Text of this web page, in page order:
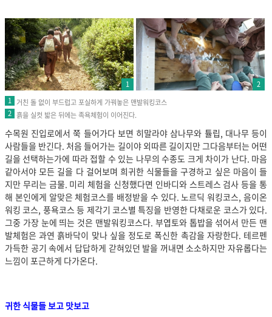
1
2
1 거친 돌 없이 부드럽고 포실하게 가꿔놓은 맨발워킹코스
2 흙을 실컷 밟은 뒤에는 족욕체험이 이어진다.
수목원 진입로에서 쭉 들어가다 보면 히말라야 삼나무와 튤립, 대나무 등이
사람들을 반긴다. 처음 들어가는 길이야 외따른 길이지만 그다음부터는 어떤
길을 선택하는가에 따라 접할 수 있는 나무의 수종도 크게 차이가 난다. 마음
같아서야 모든 길을 다 걸어보며 희귀한 식물들을 구경하고 싶은 마음이 들
지만 무리는 금물. 미리 체험을 신청했다면 인바디와 스트레스 검사 등을 통
해 본인에게 알맞은 체험코스를 배정받을 수 있다. 노르딕 워킹코스, 음이온
워킹 코스, 풍욕코스 등 제각기 코스별 특징을 반영한 다채로운 코스가 있다.
그중 가장 눈에 띄는 것은 맨발워킹코스다. 부엽토와 톱밥을 섞어서 만든 맨
발체험은 과연 흙바닥이 맞나 싶을 정도로 폭신한 촉감을 자랑한다. 테르펜
가득한 공기 속에서 답답하게 갇혀있던 발을 꺼내면 소소하지만 자유롭다는
느낌이 포근하게 다가온다.
귀한 식물들 보고 맛보고